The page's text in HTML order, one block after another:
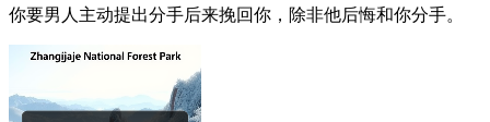
你要男人主动提出分手后来挽回你，除非他后悔和你分手。